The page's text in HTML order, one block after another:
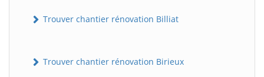
Trouver chantier rénovation Billiat
Trouver chantier rénovation Birieux